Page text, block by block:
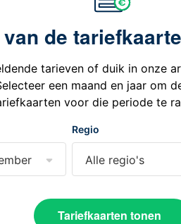
de
tarieven of duik in onze
een maand en jaar om
voor die periode te
Regio
Alle regio's
Tariefkaarten tonen